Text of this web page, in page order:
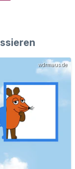
wdrmaus.de